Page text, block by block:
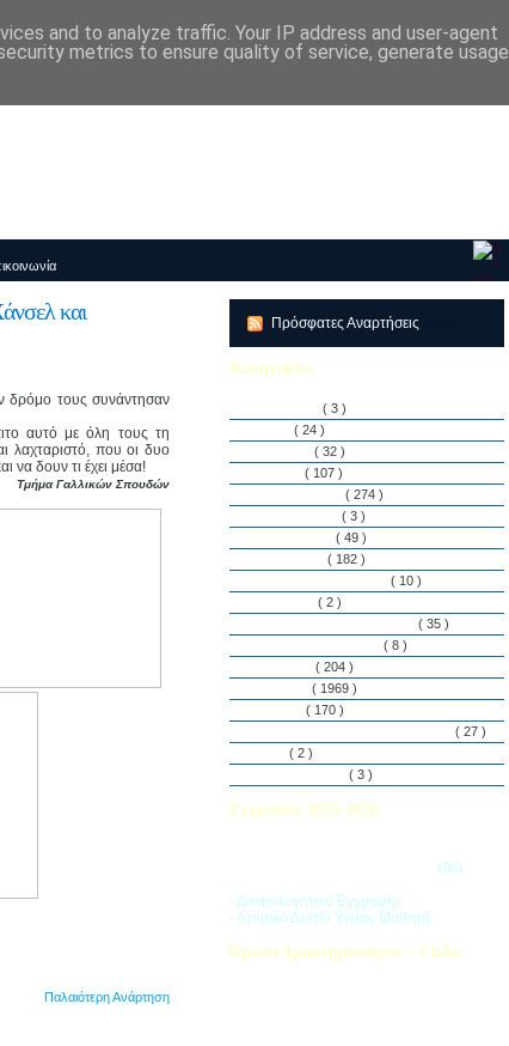
"ΔΕΛΑΣΑΛ"
και
δρόμο τους συνάντησαν
αυτό με όλη τους τη
λαχταριστό, που οι δυο
να δουν τι έχει μέσα!
Τμήμα Γαλλικών Σπουδών
Παλαιότερη Ανάρτηση
Πρόσφατες Αναρτήσεις
Κατηγορίες
( 3 )
( 24 )
( 32 )
( 107 )
( 274 )
( 3 )
( 49 )
( 182 )
( 10 )
( 2 )
( 35 )
( 8 )
( 204 )
( 1969 )
( 170 )
( 27 )
( 2 )
( 3 )
Εγγραφές 2025-2026
εδώ.
- Δικαιολογητικά Εγγραφής
- Ατομικό Δελτίο Υγείας Μαθητή
Όμιλοι Δραστηριοτήτων - Clubs
and to analyze traffic. Your IP address and user-agent
metrics to ensure quality of service, generate usage